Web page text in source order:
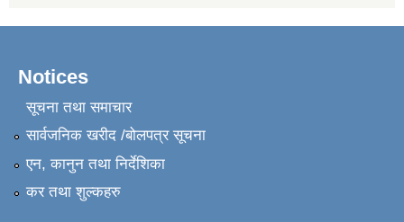
Notices
सूचना तथा समाचार
सार्वजनिक खरीद /बोलपत्र सूचना
एन, कानुन तथा निर्देशिका
कर तथा शुल्कहरु